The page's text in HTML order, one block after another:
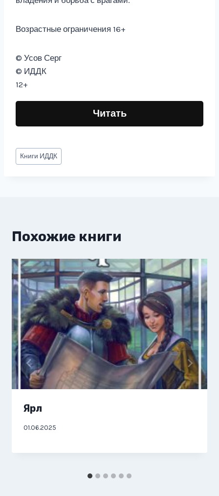
Возрастные ограничения 16+
© Усов Серг
© ИДДК
12+
Читать
Метки
записи:
Книги ИДДК
Похожие книги
Ярл
01.06.2025